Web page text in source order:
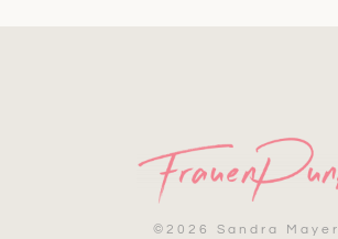
© 2026 Sandra Mayer